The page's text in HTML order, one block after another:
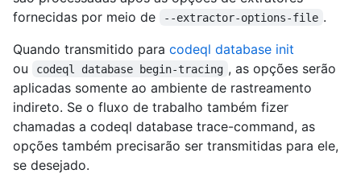
fornecidas por meio de
--extractor-options-file .
Quando transmitido para codeql database init
ou
codeql database begin-tracing , as opções serão
aplicadas somente ao ambiente de rastreamento
indireto. Se o fluxo de trabalho também fizer
chamadas a codeql database trace-command, as
opções também precisarão ser transmitidas para ele,
se desejado.